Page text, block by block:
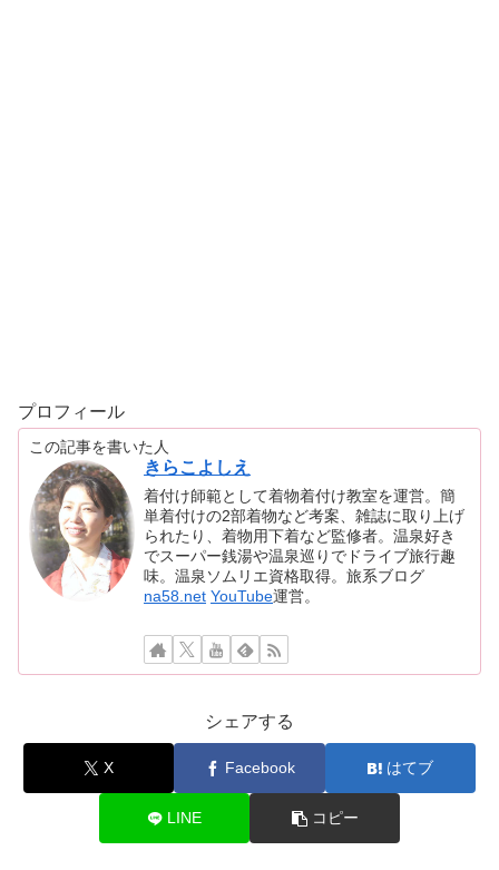
プロフィール
この記事を書いた人
きらこよしえ
着付け師範として着物着付け教室を運営。簡
単着付けの2部着物など考案、雑誌に取り上げ
られたり、着物用下着など監修者。温泉好き
でスーパー銭湯や温泉巡りでドライブ旅行趣
味。温泉ソムリエ資格取得。旅系ブログ
na58.net YouTube運営。
シェアする
X Facebook はてブ
LINE コピー